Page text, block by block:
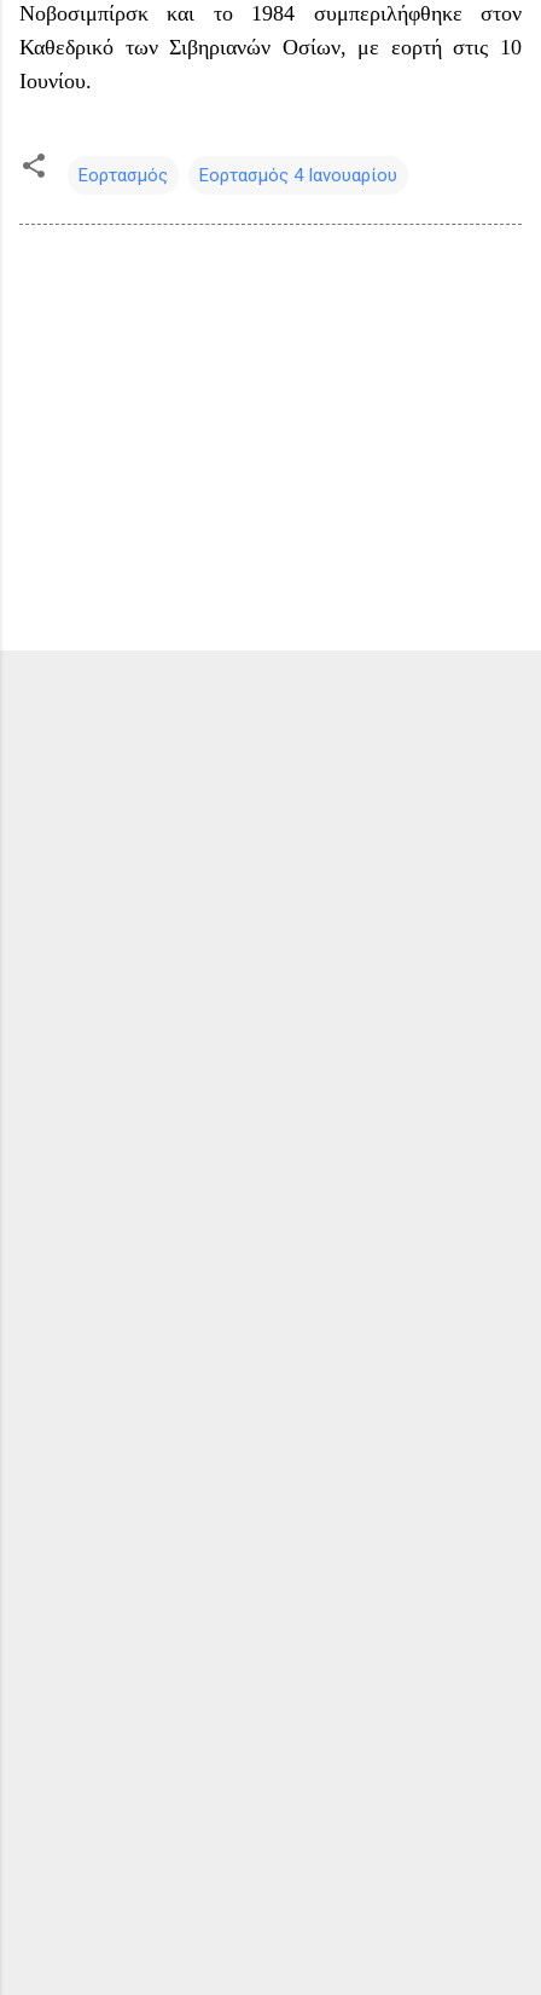
Νοβοσιμπίρσκ και το 1984 συμπεριλήφθηκε στον
Καθεδρικό των Σιβηριανών Οσίων, με εορτή στις 10
Ιουνίου.
Εορτασμός Εορτασμός 4 Ιανουαρίου